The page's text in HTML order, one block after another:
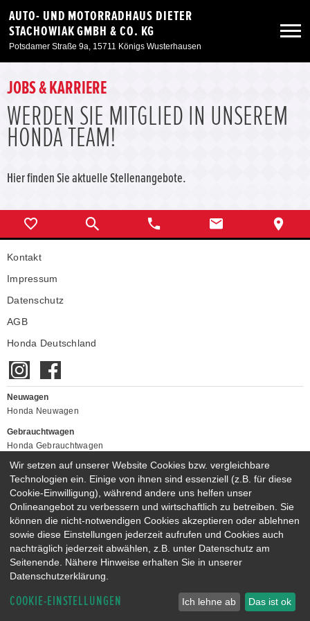
AUTO- UND MOTORRADHAUS DIETER
STACHOWIAK GMBH & CO. KG
Potsdamer Straße 9a, 15711 Königs Wusterhausen
Neuwagen
Gebrauchtwagen
Service & Zubehör
Unser Autohaus
JOBS & KARRIERE
WERDEN SIE MITGLIED IN UNSEREM
HONDA TEAM!
Hier finden Sie aktuelle Stellenangebote.
Kontakt
Impressum
Datenschutz
AGB
Honda Deutschland
Neuwagen
Honda Neuwagen
Gebrauchtwagen
Honda Gebrauchtwagen
NEUWAGENMODELLE
HONDA JAZZ E:HEV
HONDA CIVIC E:HEV
HONDA PRELUDE E:HEV
HONDA HR-V E:HEV
HONDA ZR-V E:HEV
HONDA CR-V E:HEV & E:PHEV
Wir setzen auf unserer Website Cookies bzw. vergleichbare
Technologien ein. Einige von ihnen sind essenziell (z.B. für diese
Cookie-Einwilligung), während andere uns helfen unser
Onlineangebot zu verbessern und wirtschaftlich zu betreiben. Sie
können die nicht-notwendigen Cookies akzeptieren oder ablehnen
sowie diese Einstellungen jederzeit aufrufen und Cookies auch
nachträglich jederzeit abwählen, z.B. unter Datenschutz am
Seitenende. Nähere Hinweise erhalten Sie in unserer
Datenschutzerklärung.
COOKIE-EINSTELLUNGEN Ich lehne ab Das ist ok